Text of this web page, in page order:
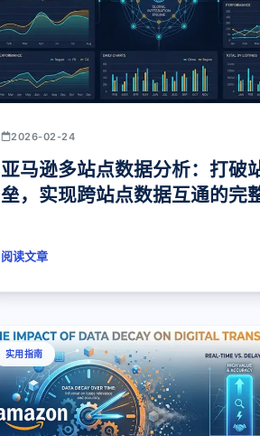
2026-02-24
亚马逊多站点数据分析：打破
垒，实现跨站点数据互通的完
阅读文章
实用指南